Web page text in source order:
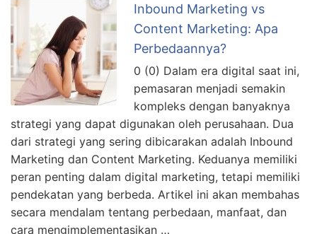
Inbound Marketing vs
Content Marketing: Apa
Perbedaannya?
0 (0) Dalam era digital saat ini,
pemasaran menjadi semakin
kompleks dengan banyaknya
strategi yang dapat digunakan oleh perusahaan. Dua
dari strategi yang sering dibicarakan adalah Inbound
Marketing dan Content Marketing. Keduanya memiliki
peran penting dalam digital marketing, tetapi memiliki
pendekatan yang berbeda. Artikel ini akan membahas
secara mendalam tentang perbedaan, manfaat, dan
cara mengimplementasikan …